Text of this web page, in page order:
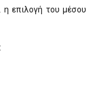
επιλογή του μέσου